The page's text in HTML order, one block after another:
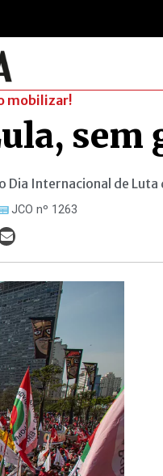
mobilizar!
Internacional de Luta
JCO nº 1263